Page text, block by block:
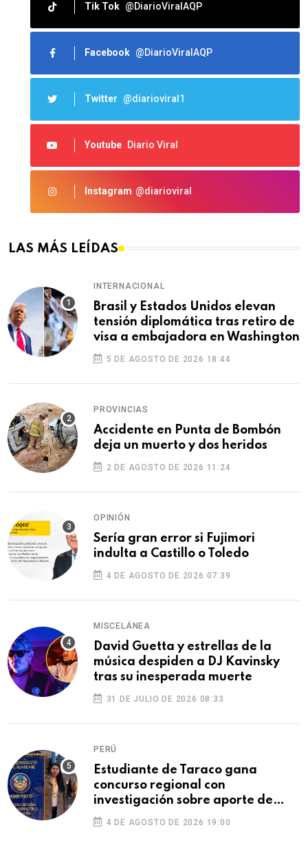
Tik Tok @DiarioViralAQP
Facebook @DiarioViralAQP
Twitter @diarioviral1
Youtube Diario Viral
Instagram @diarioviral
LAS MÁS LEÍDAS
INTERNACIONAL
Brasil y Estados Unidos elevan
tensión diplomática tras retiro de
visa a embajadora en Washington
5 DE AGOSTO DE 2026 18:44
PROVINCIAS
Accidente en Punta de Bombón
deja un muerto y dos heridos
2 DE AGOSTO DE 2026 11:24
OPINIÓN
Sería gran error si Fujimori
indulta a Castillo o Toledo
4 DE AGOSTO DE 2026 07:39
MISCELÁNEA
David Guetta y estrellas de la
música despiden a DJ Kavinsky
tras su inesperada muerte
31 DE JULIO DE 2026 08:33
PERÚ
Estudiante de Taraco gana
concurso regional con
investigación sobre aporte de
Puno a la Independencia
4 DE AGOSTO DE 2026 19:00